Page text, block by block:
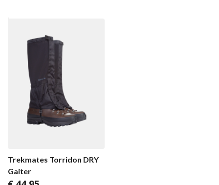
Trekmates Torridon DRY
Gaiter